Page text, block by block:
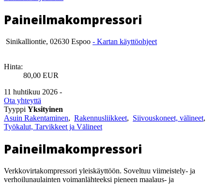
Paineilmakompressori
Sinikalliontie, 02630 Espoo - Kartan käyttöohjeet
Hinta:
80,00 EUR
11 huhtikuu 2026 -
Ota yhteyttä
Tyyppi Yksityinen
Asuin Rakentaminen, Rakennusliikkeet, Siivouskoneet, välineet,
Työkalut, Tarvikkeet ja Välineet
Paineilmakompressori
Verkkovirtakompressori yleiskäyttöön. Soveltuu viimeistely- ja
verhoilunaulainten voimanlähteeksi pieneen maalaus- ja